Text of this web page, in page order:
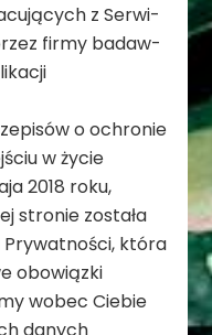
z Ser­wi­
firmy badaw­
o ochronie
w życie
2018 roku,
stronie została
która
obowiązki
wobec Ciebie